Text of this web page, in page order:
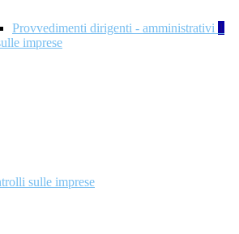
Provvedimenti dirigenti - amministrativi 1
imprese
sulle imprese